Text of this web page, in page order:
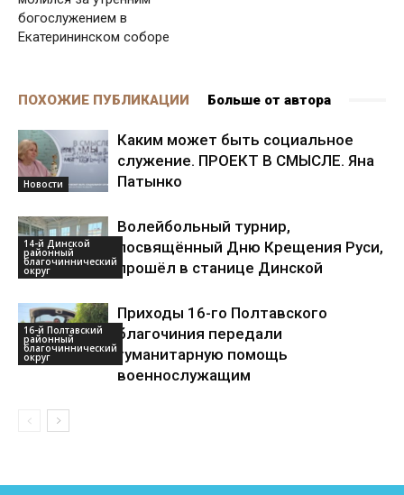
богослужением в
Екатерининском соборе
ПОХОЖИЕ ПУБЛИКАЦИИ Больше от автора
Новости
Каким может быть социальное
служение. ПРОЕКТ В СМЫСЛЕ. Яна
Патынко
14-й Динской
районный
благочиннический
округ
Волейбольный турнир,
посвящённый Дню Крещения Руси,
прошёл в станице Динской
16-й Полтавский
районный
благочиннический
округ
Приходы 16-го Полтавского
благочиния передали
гуманитарную помощь
военнослужащим